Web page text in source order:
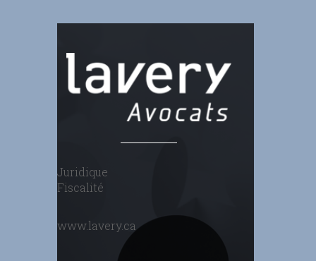
Juridique
Fiscalité
www.lavery.ca